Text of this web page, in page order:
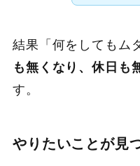
結果「何をしてもム
も無くなり、休日も
す。
やりたいことが見